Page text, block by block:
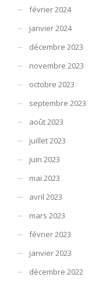
février 2024
janvier 2024
décembre 2023
novembre 2023
octobre 2023
septembre 2023
août 2023
juillet 2023
juin 2023
mai 2023
avril 2023
mars 2023
février 2023
janvier 2023
décembre 2022